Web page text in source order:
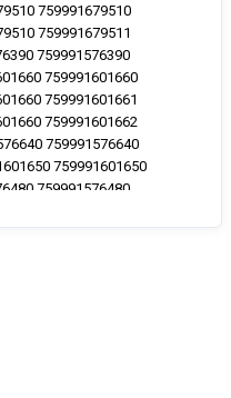
759991679510
759991679511
759991576390
759991601660
759991601661
759991601662
759991576640
759991601650
759991576480
759991606951